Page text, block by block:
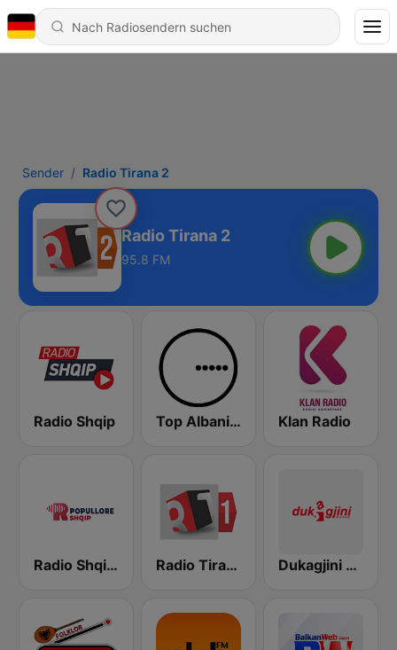
Sender Radio Tirana 2
Radio Tirana 2
95.8 FM
Radio Shqip Top Albania Radio Klan Radio
Radio Shqip Popullore Radio Tirana 1 Dukagjini Radio